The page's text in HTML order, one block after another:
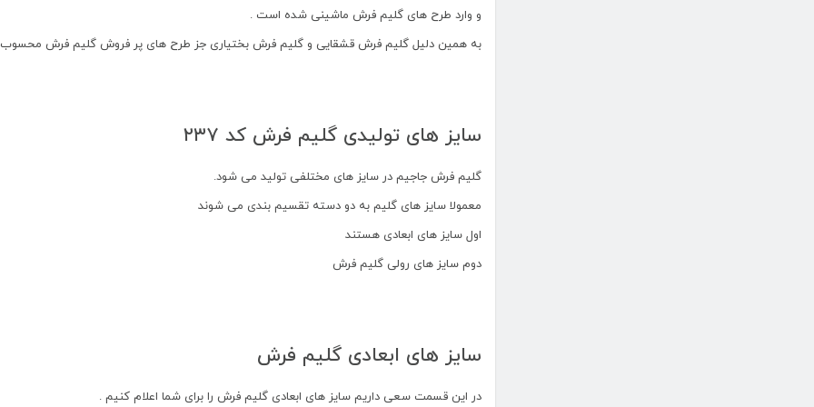
و وارد طرح های گلیم فرش ماشینی شده است .
به همین دلیل گلیم فرش قشقایی و گلیم فرش بختیاری جز طرح های پر فروش گلیم فرش محسوب
سایز های تولیدی گلیم فرش کد ۲۳۷
گلیم فرش جاجیم در سایز های مختلفی تولید می شود.
معمولا سایز های گلیم به دو دسته تقسیم بندی می شوند
اول سایز های ابعادی هستند
دوم سایز های رولی گلیم فرش
سایز های ابعادی گلیم فرش
در این قسمت سعی داریم سایز های ابعادی گلیم فرش را برای شما اعلام کنیم .